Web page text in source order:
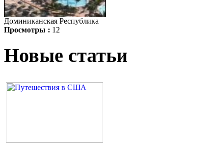
Доминиканская Республика
Просмотры : 12
Новые статьи